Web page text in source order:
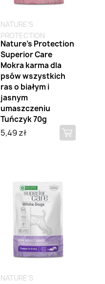
NATURE'S
PROTECTION
Nature's Protection
Superior Care
Mokra karma dla
psów wszystkich
ras o białym i
jasnym
umaszczeniu
Tuńczyk 70g
5,49 zł
NATURE'S